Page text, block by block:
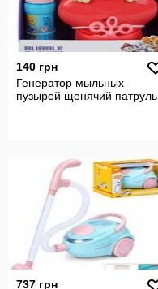
140 грн
Генератор мыльных
пузырей щенячий патруль
737 грн